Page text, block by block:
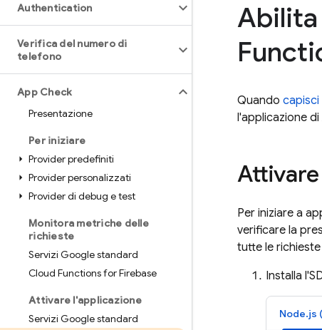
Authentication
Verifica del numero di
telefono
App Check
Presentazione
Per iniziare
Provider predefiniti
Provider personalizzati
Provider di debug e test
Monitora metriche delle
richieste
Servizi Google standard
Cloud Functions for Firebase
Attivare l'applicazione
Servizi Google standard
Abilita
Quando capisci
l'applicazione di
Per iniziare a
verificare la
tutte le
Installa
Node.js